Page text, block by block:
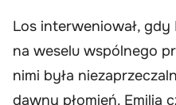
Los interweniował, gdy
na weselu wspólnego
nimi była
dawny płomień. Emilia